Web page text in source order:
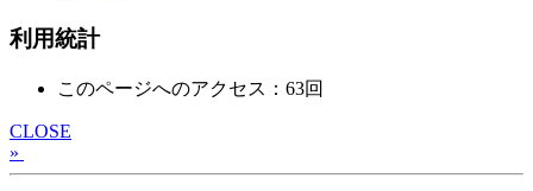
利用統計
このページへのアクセス：63回
CLOSE
»